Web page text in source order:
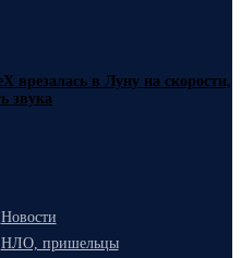
врезалась в Луну на скорости,
звука
Новости
НЛО, пришельцы